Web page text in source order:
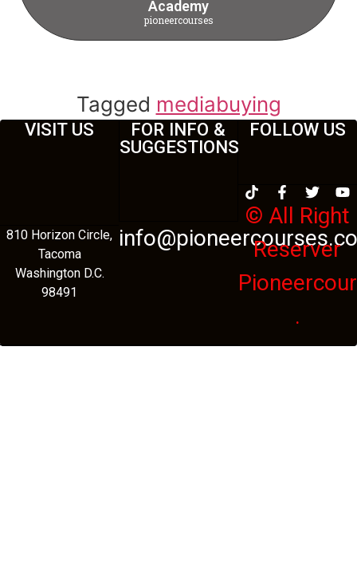
Academy
pioneercourses
Tagged mediabuying
VISIT US
810 Horizon Circle,
Tacoma
Washington D.C.
98491
FOR INFO &
SUGGESTIONS
FOLLOW US
© All Right
Reserver
.